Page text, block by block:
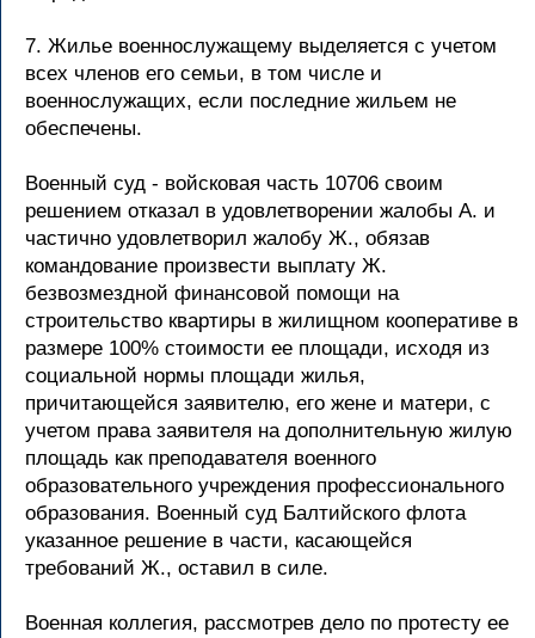
7. Жилье военнослужащему выделяется с учетом
всех членов его семьи, в том числе и
военнослужащих, если последние жильем не
обеспечены.
Военный суд - войсковая часть 10706 своим
решением отказал в удовлетворении жалобы А. и
частично удовлетворил жалобу Ж., обязав
командование произвести выплату Ж.
безвозмездной финансовой помощи на
строительство квартиры в жилищном кооперативе в
размере 100% стоимости ее площади, исходя из
социальной нормы площади жилья,
причитающейся заявителю, его жене и матери, с
учетом права заявителя на дополнительную жилую
площадь как преподавателя военного
образовательного учреждения профессионального
образования. Военный суд Балтийского флота
указанное решение в части, касающейся
требований Ж., оставил в силе.
Военная коллегия, рассмотрев дело по протесту ее